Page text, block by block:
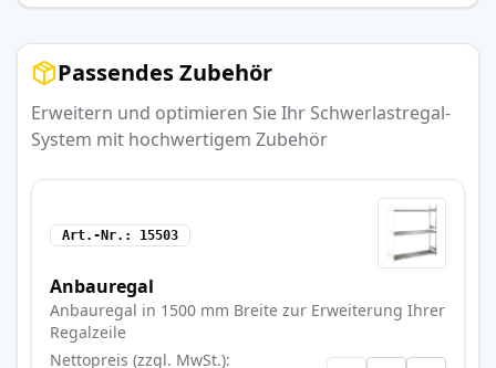
Passendes Zubehör
Erweitern und optimieren Sie Ihr Schwerlastregal-
System mit hochwertigem Zubehör
Art.-Nr. 15503
Anbauregal
Anbauregal in 1500 mm Breite zur Erweiterung Ihrer
Regalzeile
Nettopreis (zzgl. MwSt.)